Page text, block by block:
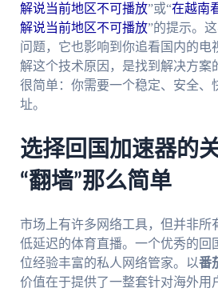
解说当前地区不可播放”或“在越南
解说当前地区不可播放”的提示。
问题，它也影响到你追看国内的电
解这个技术原因，是找到解决方案
很简单：你需要一个稳定、安全、
址。
选择回国加速器的
“翻墙”那么简单
市场上有许多网络工具，但并非所
低延迟的体育直播。一个优秀的回
位经验丰富的私人网络管家。以番
价值在于提供了一整套针对海外用